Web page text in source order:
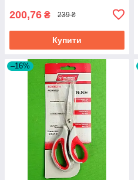
200,76 ₴ 239 ₴
Купити
–16%